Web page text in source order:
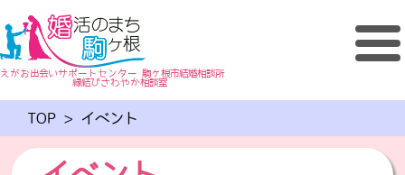
えがお出会いサポートセンター 駒ヶ根市結婚相談所
縁結びさわやか相談室
TOP > イベント